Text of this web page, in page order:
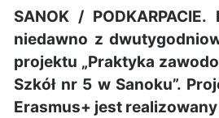
SANOK /
niedawno z
projektu „Praktyka
Szkół nr 5 w Sanoku”.
Erasmus+ jest